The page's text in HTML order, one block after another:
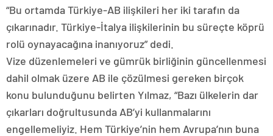
“Bu ortamda Türkiye-AB ilişkileri her iki tarafın da
çıkarınadır. Türkiye-İtalya ilişkilerinin bu süreçte köprü
rolü oynayacağına inanıyoruz” dedi.
Vize düzenlemeleri ve gümrük birliğinin güncellenmesi
dahil olmak üzere AB ile çözülmesi gereken birçok
konu bulunduğunu belirten Yılmaz, “Bazı ülkelerin dar
çıkarları doğrultusunda AB’yi kullanmalarını
engellemeliyiz. Hem Türkiye’nin hem Avrupa’nın buna